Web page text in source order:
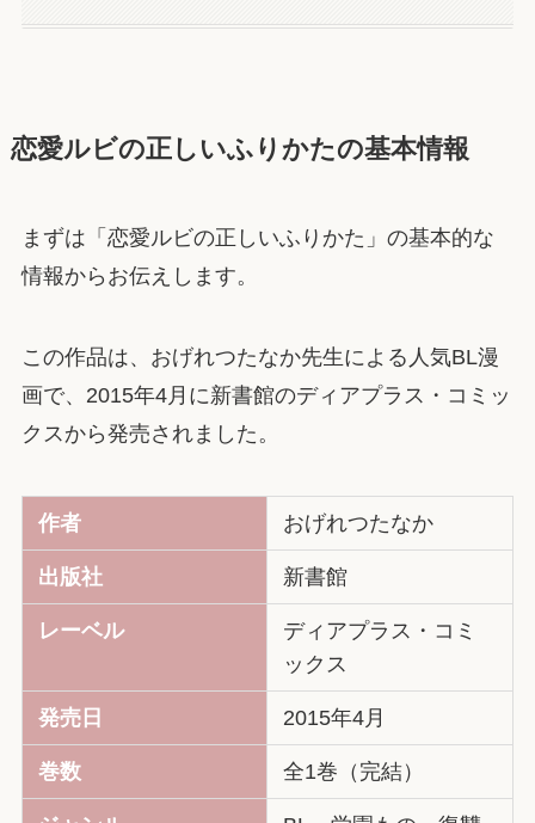
恋愛ルビの正しいふりかたの基本情報
まずは「恋愛ルビの正しいふりかた」の基本的な
情報からお伝えします。
この作品は、おげれつたなか先生による人気BL漫
画で、2015年4月に新書館のディアプラス・コミッ
クスから発売されました。
作者 おげれつたなか
出版社 新書館
レーベル
ディアプラス・コミ
ックス
発売日 2015年4月
巻数 全1巻（完結）